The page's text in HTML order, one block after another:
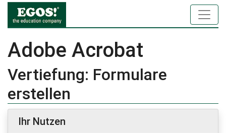
Adobe Acrobat
Vertiefung: Formulare
erstellen
Ihr Nutzen